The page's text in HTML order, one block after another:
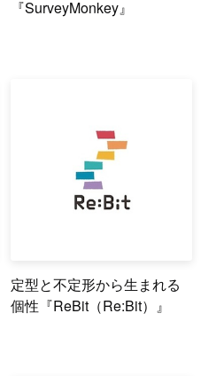
『SurveyMonkey』
定型と不定形から生まれる
個性『ReBit（Re:Bit）』